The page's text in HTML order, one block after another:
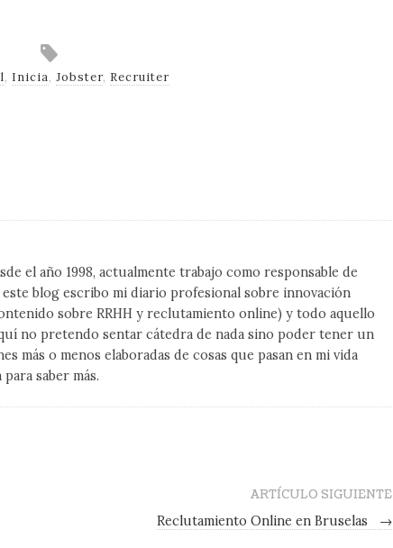
, Inicia, Jobster, Recruiter
el año 1998, actualmente trabajo como responsable de
blog escribo mi diario profesional sobre innovación
sobre RRHH y reclutamiento online) y todo aquello
no pretendo sentar cátedra de nada sino poder tener un
más o menos elaboradas de cosas que pasan en mi vida
saber más.
ARTÍCULO SIGUIENTE
Reclutamiento Online en Bruselas
→